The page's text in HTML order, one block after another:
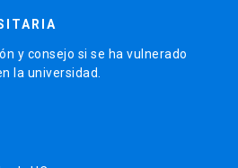
y consejo si se ha vulnerado
la universidad.